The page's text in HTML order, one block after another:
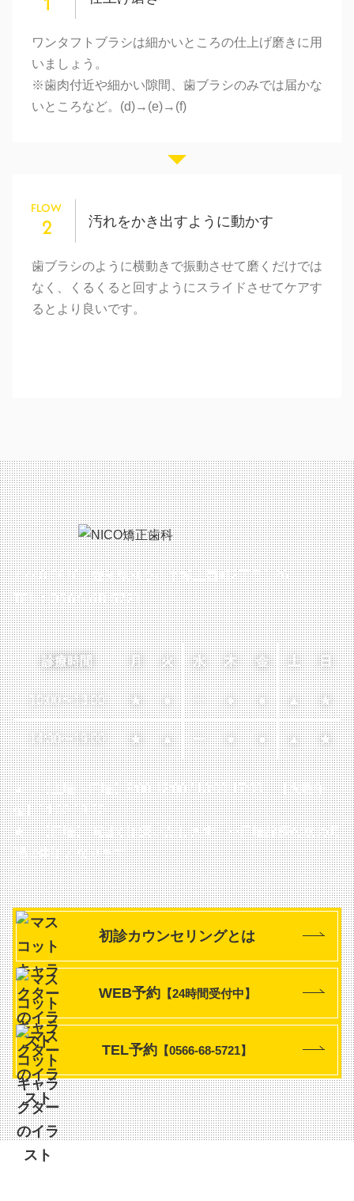
ワンタフトブラシは細かいところの仕上げ磨きに用
いましょう。
※歯肉付近や細かい隙間、歯ブラシのみでは届かな
いところなど。(d)→(e)→(f)
FLOW
2 汚れをかき出すように動かす
歯ブラシのように横動きで振動させて磨くだけでは
なく、くるくると回すようにスライドさせてケアす
るとより良いです。
〒448-0816 愛知県刈谷市半城土西町2丁目1-26
TEL：0566-68-5721
診療時間 月 火 水 木 金 土 日
10:00〜13:00 ★ ● ー ● ● ▲ ★
14:30〜19:00 ★ ▲ ー ● ● ▲ ★
▲…【土曜・日曜】9:00-12:00 / 13:00-17:00【火曜午
後】14:00-18:30
★…【日曜】隔週で診療いたします※日曜診療の次の月
曜は休診となります
初診カウンセリングとは
WEB予約【24時間受付中】
TEL予約 【0566-68-5721】